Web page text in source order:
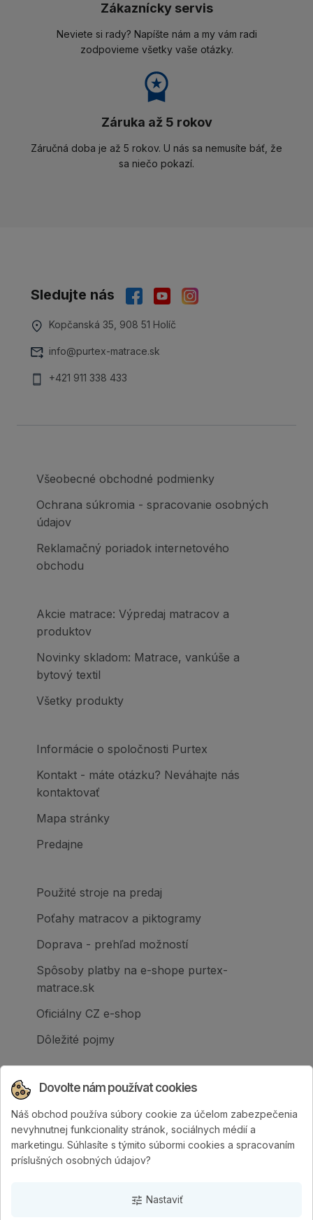
Zákaznícky servis
Neviete si rady? Napíšte nám a my vám radi
zodpovieme všetky vaše otázky.
Záruka až 5 rokov
Záručná doba je až 5 rokov. U nás sa nemusíte báť, že
sa niečo pokazí.
Sledujte nás
Kopčanská 35, 908 51 Holíč
info@purtex-matrace.sk
+421 911 338 433
Všeobecné obchodné podmienky
Ochrana súkromia - spracovanie osobných
údajov
Reklamačný poriadok internetového
obchodu
Akcie matrace: Výpredaj matracov a
produktov
Novinky skladom: Matrace, vankúše a
bytový textil
Všetky produkty
Informácie o spoločnosti Purtex
Kontakt - máte otázku? Neváhajte nás
kontaktovať
Mapa stránky
Predajne
Použité stroje na predaj
Poťahy matracov a piktogramy
Doprava - prehľad možností
Spôsoby platby na e-shope purtex-
matrace.sk
Oficiálny CZ e-shop
Dôležité pojmy
Spoločnosť PURTEX s.r.o., založená v roku
1995, je popredným slovenským výrobcom
postelí a klinicky hodnotených matracov.
Dovolte nám používat cookies
Náš obchod používa súbory cookie za účelom zabezpečenia
nevyhnutnej funkcionality stránok, sociálnych médií a
marketingu. Súhlasíte s týmito súbormi cookies a spracovaním
príslušných osobných údajov?
tune Nastaviť